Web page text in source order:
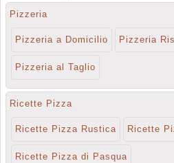
Pizzeria
Pizzeria a Domicilio Pizzeria
Pizzeria al Taglio
Ricette Pizza
Ricette Pizza Rustica Ricette
Ricette Pizza di Pasqua